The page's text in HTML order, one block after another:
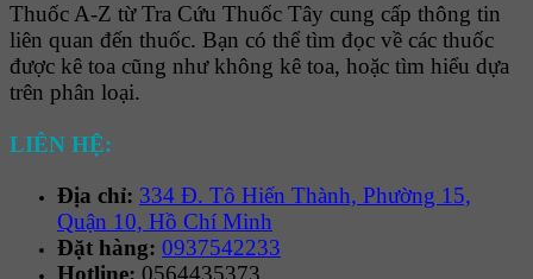
Thuốc A-Z từ Tra Cứu Thuốc Tây cung cấp thông tin
liên quan đến thuốc. Bạn có thể tìm đọc về các thuốc
được kê toa cũng như không kê toa, hoặc tìm hiểu dựa
trên phân loại.
LIÊN HỆ:
Địa chỉ: 334 Đ. Tô Hiến Thành, Phường 15,
Quận 10, Hồ Chí Minh
Đặt hàng: 0937542233
Hotline: 0564435373